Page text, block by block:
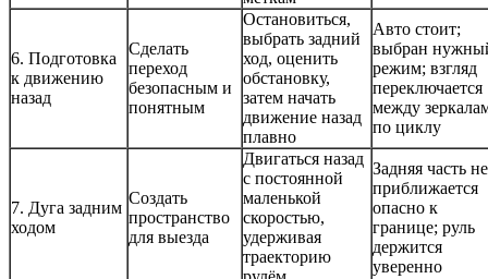
6. Подготовка
к движению
назад
Сделать
переход
безопасным и
понятным
Остановиться,
выбрать задний
ход, оценить
обстановку,
затем начать
движение назад
плавно
Авто стоит;
выбран
режим; взгляд
переключается
между
по циклу
7. Дуга задним
ходом
Создать
пространство
для выезда
Двигаться назад
с постоянной
маленькой
скоростью,
удерживая
траекторию
Задняя часть не
приближается
опасно к
границе; руль
держится
уверенно